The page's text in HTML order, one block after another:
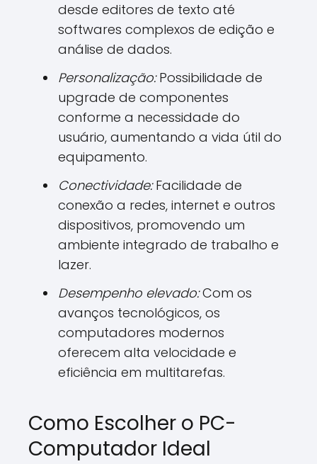
desde editores de texto até
softwares complexos de edição e
análise de dados.
Personalização:Possibilidade de
upgrade de componentes
conforme a necessidade do
usuário, aumentando a vida útil do
equipamento.
Conectividade:Facilidade de
conexão a redes, internet e outros
dispositivos, promovendo um
ambiente integrado de trabalho e
lazer.
Desempenho elevado:Com os
avanços tecnológicos, os
computadores modernos
oferecem alta velocidade e
eficiência em multitarefas.
Como Escolher o PC-
Computador Ideal